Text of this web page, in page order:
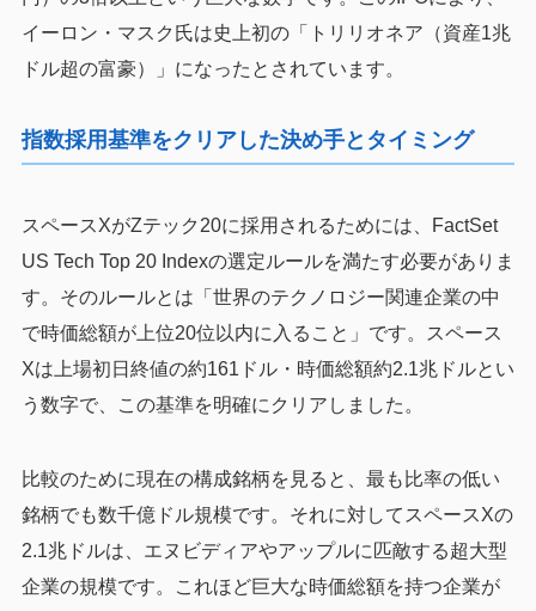
イーロン・マスク氏は史上初の「トリリオネア（資産1兆
ドル超の富豪）」になったとされています。
指数採用基準をクリアした決め手とタイミング
スペースXがZテック20に採用されるためには、FactSet
US Tech Top 20 Indexの選定ルールを満たす必要がありま
す。そのルールとは「世界のテクノロジー関連企業の中
で時価総額が上位20位以内に入ること」です。スペース
Xは上場初日終値の約161ドル・時価総額約2.1兆ドルとい
う数字で、この基準を明確にクリアしました。
比較のために現在の構成銘柄を見ると、最も比率の低い
銘柄でも数千億ドル規模です。それに対してスペースXの
2.1兆ドルは、エヌビディアやアップルに匹敵する超大型
企業の規模です。これほど巨大な時価総額を持つ企業が